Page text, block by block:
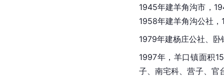
1945年建羊角沟市，
1958年建羊角沟公社
1979年建杨庄公社、
1997年，羊口镇面积
子、南宅科、营子、官